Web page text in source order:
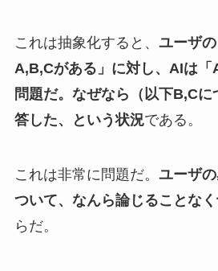
これは抽象化すると、 ユーザ
A,B,Cがある」に対し、AIは「
問題だ。なぜなら（以下B,Cに
答した、という状況である。
これは非常に問題だ。 ユーザ
ついて、なんら論じることな
らだ。